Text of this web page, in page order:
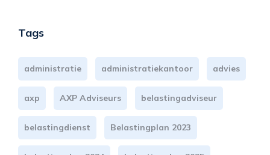
Tags
administratie administratiekantoor advies
axp AXP Adviseurs belastingadviseur
belastingdienst Belastingplan 2023